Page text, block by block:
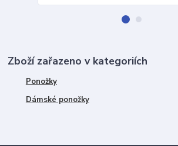
Zboží zařazeno v kategoriích
Ponožky
Dámské ponožky